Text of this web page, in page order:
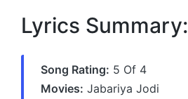
Lyrics Summary:
Song Rating: 5 Of 4
Movies: Jabariya Jodi